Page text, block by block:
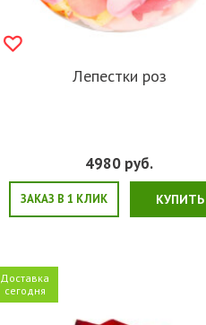
Лепестки роз
4980 руб.
ЗАКАЗ В 1 КЛИК КУПИТЬ
Доставка
сегодня